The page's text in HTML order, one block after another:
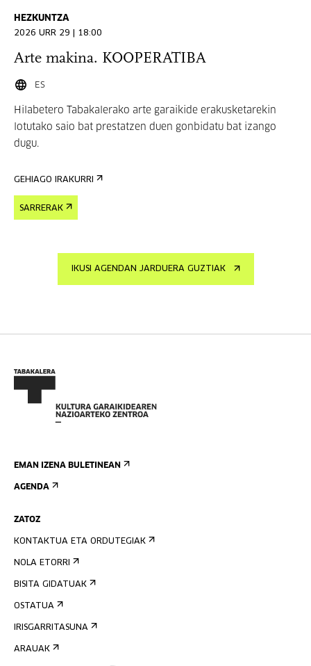
HEZKUNTZA
2026 URR 29 | 18:00
Arte makina. KOOPERATIBA
ES
Hilabetero Tabakalerako arte garaikide erakusketarekin
lotutako saio bat prestatzen duen gonbidatu bat izango
dugu.
GEHIAGO IRAKURRI
SARRERAK
IKUSI AGENDAN JARDUERA GUZTIAK
EMAN IZENA BULETINEAN
AGENDA
ZATOZ
KONTAKTUA ETA ORDUTEGIAK
NOLA ETORRI
BISITA GIDATUAK
OSTATUA
IRISGARRITASUNA
ARAUAK